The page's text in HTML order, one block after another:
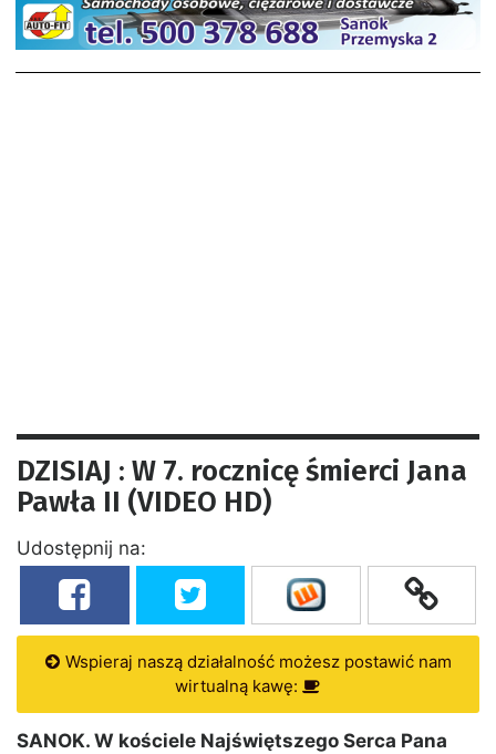
DZISIAJ : W 7. rocznicę śmierci Jana
Pawła II (VIDEO HD)
Udostępnij na:
Wspieraj naszą działalność możesz postawić nam
wirtualną kawę:
SANOK. W kościele Najświętszego Serca Pana